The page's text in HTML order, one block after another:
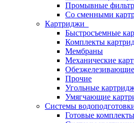
Промывные
Со сменными
Картриджи
Быстросъемные
Комплекты
Мембраны
Механические
Прочие
Угольные
Умягчающие
Системы
Готовые комплекты